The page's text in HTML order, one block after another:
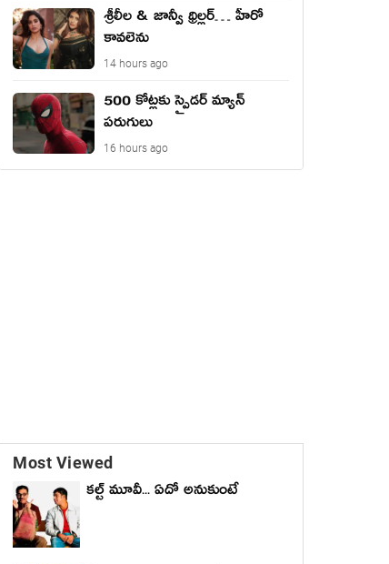
శ్రీలీల & జాన్వీ థ్రిల్లర్… హీరో
కావలెను
14 hours ago
500 కోట్లకు స్పైడర్ మ్యాన్
పరుగులు
16 hours ago
Most Viewed
కల్ట్ మూవీ... ఏదో అనుకుంటే